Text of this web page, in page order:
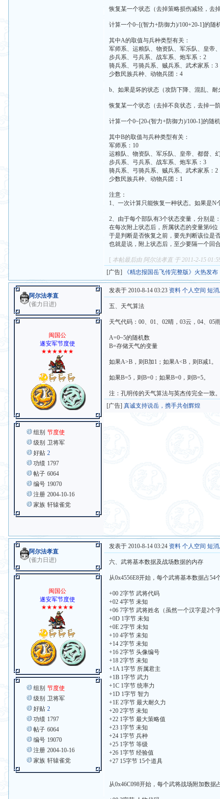
恢复某一个状态（去掉策略损伤减轻，去
计算一个0~[(智力+防御力)/100+20-1]的
其中A的取值与兵种类型有关：
军师系、运粮队、物资队、军乐队、皇帝
步兵系、弓兵系、战车系、炮车系：2
骑兵系、弓骑兵系、贼兵系、武术家系：3
少数民族兵种、动物兵团：4
b、如果是坏的状态（攻防下降、混乱、
恢复某一个状态（去掉不良状态，去掉一
计算一个0~[20-(智力+防御力)/100-1]的随
其中B的取值与兵种类型有关：
军师系：10
运粮队、物资队、军乐队、皇帝、都督、
步兵系、弓兵系、战车系、炮车系：3
骑兵系、弓骑兵系、贼兵系、武术家系：2
少数民族兵种、动物兵团：1
注意：
1、一次计算只能恢复一种状态。如果是N
2、由于每个部队有3个状态变量，分别是
在每次附上状态后，所属状态的变量第6
于是判断是否恢复之前，要先判断该位是
也就是说，附上状态后，至少要隔一个回
[ 本帖最后由 阿尔法孝直 于 2011-2-15
[广告]
《精忠报国岳飞传完整版》火热发布
阿尔法孝直
(雀力日进)
闽国公
遂安军节度使
★★★★★★
组别 节度使
级别 卫将军
好贴 2
功绩 1797
帖子 6064
编号 19070
注册 2004-10-16
家族 轩辕雀党
发表于 2010-8-14 03:23 资料 个人空间 短
五、天气算法
天气代码：00、01、02晴，03云，04、05
A=0~5的随机数
B=存储天气的变量
如果A>B，则B加1；如果A<B，则B减1。
如果B=5，则B=0；如果B=0，则B=5。
注：孔明传的天气算法与英杰传完全一致
[广告]真诚支持说岳，携手共创辉煌
阿尔法孝直
(雀力日进)
闽国公
遂安军节度使
★★★★★★
组别 节度使
级别 卫将军
好贴 2
功绩 1797
帖子 6064
编号 19070
注册 2004-10-16
家族 轩辕雀党
发表于 2010-8-14 03:24 资料 个人空间 短
六、武将基本数据及战场数据的内存
从0x4556E8开始，每个武将基本数据占54
+00 2字节 武将代码
+02 4字节 未知
+06 7字节 武将姓名（虽然一个汉字是2个
+0D 1字节 未知
+0E 2字节 未知
+10 4字节 未知
+14 2字节 未知
+16 2字节 头像编号
+18 2字节 未知
+1A 1字节 所属君主
+1B 1字节 武力
+1C 1字节 统率力
+1D 1字节 智力
+1E 2字节 最大耐久力
+20 2字节 未知
+22 1字节 最大策略值
+23 1字节 未知
+24 1字节 兵种
+25 1字节 等级
+26 1字节 经验值
+27 15字节 15个道具
从0x46C098开始，每个武将战场附加数据